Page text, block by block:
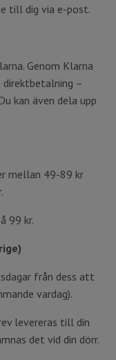
till dig via e-post.
Genom Klarna
direktbetalning –
kan även dela upp
mellan 49-89 kr
99 kr.
från dess att
vardag).
levereras till din
det vid din dörr.